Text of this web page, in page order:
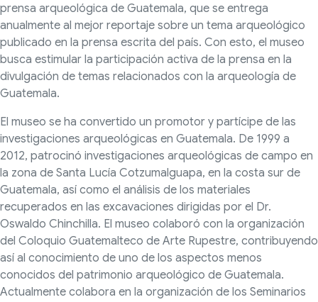
prensa arqueológica de Guatemala, que se entrega
anualmente al mejor reportaje sobre un tema arqueológico
publicado en la prensa escrita del país. Con esto, el museo
busca estimular la participación activa de la prensa en la
divulgación de temas relacionados con la arqueología de
Guatemala.
El museo se ha convertido un promotor y partícipe de las
investigaciones arqueológicas en Guatemala. De 1999 a
2012, patrocinó investigaciones arqueológicas de campo en
la zona de Santa Lucía Cotzumalguapa, en la costa sur de
Guatemala, así como el análisis de los materiales
recuperados en las excavaciones dirigidas por el Dr.
Oswaldo Chinchilla. El museo colaboró con la organización
del Coloquio Guatemalteco de Arte Rupestre, contribuyendo
así al conocimiento de uno de los aspectos menos
conocidos del patrimonio arqueológico de Guatemala.
Actualmente colabora en la organización de los Seminarios